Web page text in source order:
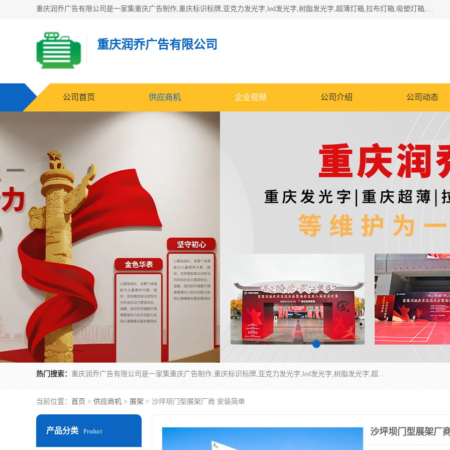
重庆润乔广告有限公司是一家集重庆广告制作,重庆标识标牌,亚克力发光字,led发光字,树脂发光字,超薄灯箱,拉布灯箱,吸塑灯箱,门头招牌,企业形象墙,写真喷绘,x展架,拉网展架,广告展架,条幅,锦旗设计,制作,施工,维护为一体的专业化广告公司.
重庆润乔广告有限公司
公司首页 供应商机 企业视频 公司介绍 公司动态
热门搜索： 重庆润乔广告有限公司是一家集重庆广告制作,重庆标识标牌,亚克力发光字,led发光字,树脂发光字,超薄灯箱,拉布灯箱,吸塑灯箱,门头招牌,企业形象墙,写真喷绘,x展架,拉网展架,广告展架,条幅,锦旗设计,制作,施工,维护为一体的专业化广告公司.
当前位置： 首页 > 供应商机 > 展架 > 沙坪坝门型展架厂商 安装简单
产品分类 Product 沙坪坝门型展架厂